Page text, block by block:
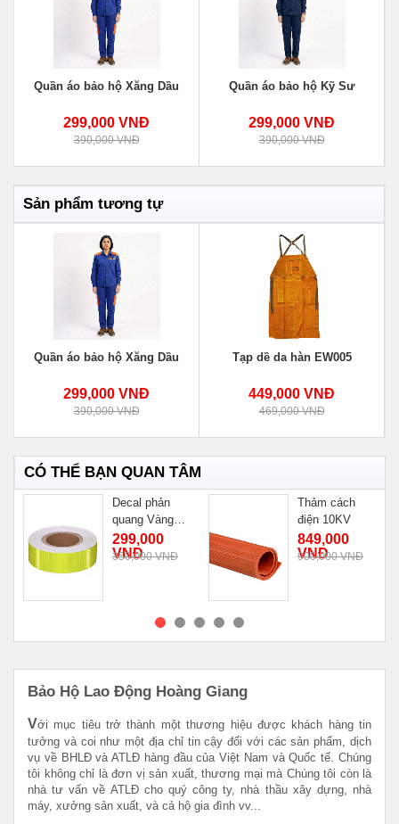
Quần áo bảo hộ Xăng Dầu
299,000 VNĐ
390,000 VNĐ
Quần áo bảo hộ Kỹ Sư
299,000 VNĐ
390,000 VNĐ
Sản phẩm tương tự
Quần áo bảo hộ Xăng Dầu
299,000 VNĐ
390,000 VNĐ
Tạp dề da hàn EW005
449,000 VNĐ
469,000 VNĐ
CÓ THỂ BẠN QUAN TÂM
Decal phản
quang Vàng
Chanh
299,000
VNĐ
350,000 VNĐ
Thảm cách
điện 10KV
849,000
VNĐ
900,000 VNĐ
Bảo Hộ Lao Động Hoàng Giang
Với mục tiêu trở thành một thương hiệu được khách hàng tin
tưởng và coi như một địa chỉ tin cậy đối với các sản phẩm, dịch
vụ về BHLĐ và ATLĐ hàng đầu của Việt Nam và Quốc tế. Chúng
tôi không chỉ là đơn vị sản xuất, thương mại mà Chúng tôi còn là
nhà tư vấn về ATLĐ cho quý công ty, nhà thầu xây dựng, nhà
máy, xưởng sản xuất, và cả hộ gia đình vv...